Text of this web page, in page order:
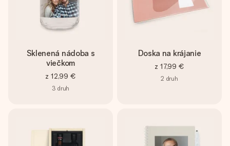
Sklenená nádoba s
viečkom
z 12,99 €
3 druh
Doska na krájanie
z 17,99 €
2 druh